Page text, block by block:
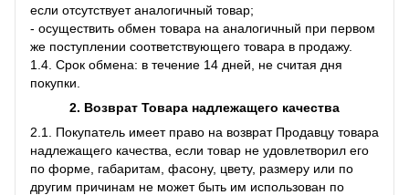
если отсутствует аналогичный товар;
- осуществить обмен товара на аналогичный при первом
же поступлении соответствующего товара в продажу.
1.4. Срок обмена: в течение 14 дней, не считая дня
покупки.
2. Возврат Товара надлежащего качества
2.1. Покупатель имеет право на возврат Продавцу товара
надлежащего качества, если товар не удовлетворил его
по форме, габаритам, фасону, цвету, размеру или по
другим причинам не может быть им использован по